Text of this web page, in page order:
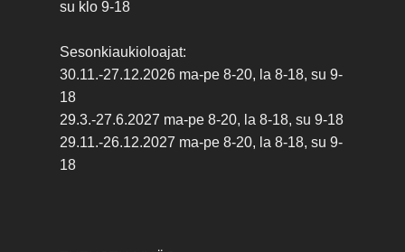
su klo 9-18
Sesonkiaukioloajat:
30.11.-27.12.2026 ma-pe 8-20, la 8-18, su 9-
18
29.3.-27.6.2027 ma-pe 8-20, la 8-18, su 9-18
29.11.-26.12.2027 ma-pe 8-20, la 8-18, su 9-
18